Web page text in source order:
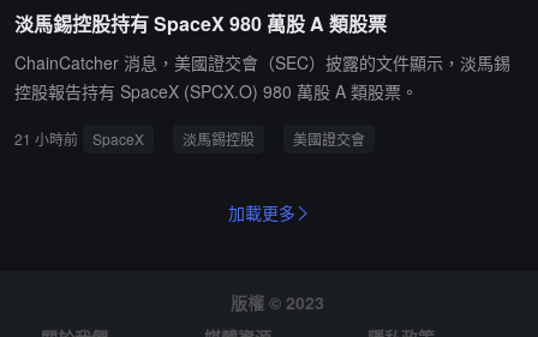
理財加息券；首次參與 PoolX 且滿足淨充值條件的用戶，可獲得 1
2% ETH 加息券。
淡馬錫控股持有 SpaceX 980 萬股 A 類股票
ChainCatcher 消息，美國證交會（SEC）披露的文件顯示，淡馬錫
控股報告持有 SpaceX (SPCX.O) 980 萬股 A 類股票。
21 小時前 SpaceX 淡馬錫控股 美國證交會
加載更多
版權 © 2023